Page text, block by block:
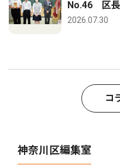
No.46 区長
2026.07.30
コ
神奈川区編集室